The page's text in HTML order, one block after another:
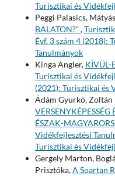
Turisztikai és
Peggi Palasics,
BALATON?”,
Évf. 3 szám 4 (2018):
Tanulmányok
Kinga Angler, KÍVÜL-
Turisztikai és
(2021): Turisztikai és
Ádám Gyurkó, Zoltán
ÉSZAK-
Vidékfejlesztési
Turisztikai és
Gergely Marton,
Prisztóka,A Spartan